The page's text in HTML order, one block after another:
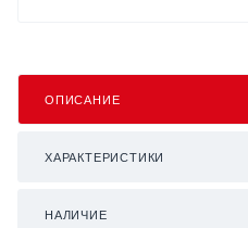
ОПИСАНИЕ
ХАРАКТЕРИСТИКИ
НАЛИЧИЕ